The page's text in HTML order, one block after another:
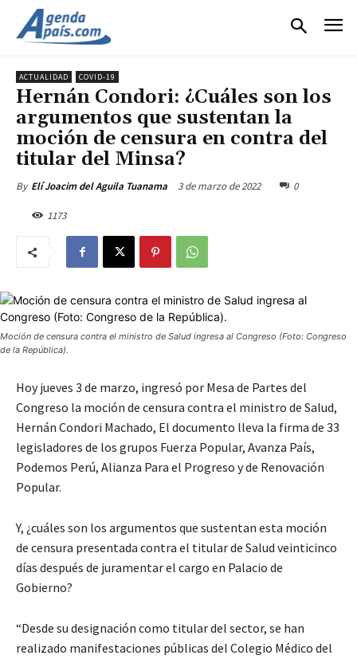
ACTUALIDAD COVID-19
Hernán Condori: ¿Cuáles son los
argumentos que sustentan la
moción de censura en contra del
titular del Minsa?
By Elí Joacim del Aguila Tuanama 3 de marzo de 2022 0
1173
Moción de censura contra el ministro de Salud ingresa al Congreso (Foto: Congreso
de la República).
Hoy jueves 3 de marzo, ingresó por Mesa de Partes del
Congreso la moción de censura contra el ministro de Salud,
Hernán Condori Machado, El documento lleva la firma de 33
legisladores de los grupos Fuerza Popular, Avanza País,
Podemos Perú, Alianza Para el Progreso y de Renovación
Popular.
Y, ¿cuáles son los argumentos que sustentan esta moción
de censura presentada contra el titular de Salud veinticinco
días después de juramentar el cargo en Palacio de
Gobierno?
“Desde su designación como titular del sector, se han
realizado manifestaciones públicas del Colegio Médico del